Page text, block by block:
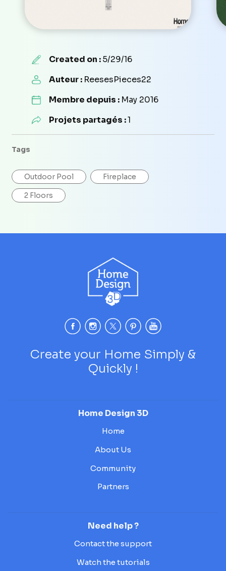
Created on :5/29/16
Auteur : ReesesPieces22
Membre depuis : May 2016
Projets partagés :1
Tags
Outdoor Pool Fireplace
2 Floors
Create your Home Simply &
Quickly !
Home Design 3D
Home
About Us
Community
Partners
Need help ?
Contact the support
Watch the tutorials